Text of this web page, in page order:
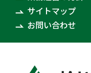
サイトマップ
お問い合わせ